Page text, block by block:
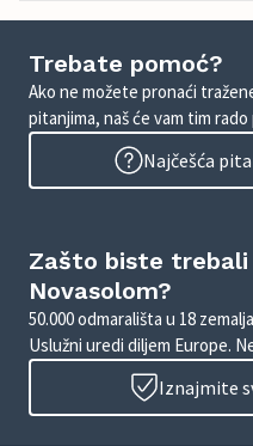
Trebate pomoć?
Ako ne možete pronaći
pitanjima, naš će vam tim rado
Najčešća
Zašto biste
Novasolom?
50.000 odmarališta u 18
Uslužni uredi diljem Europe.
Iznajmite